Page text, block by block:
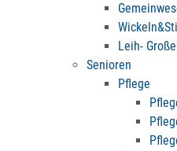
Leih-
Senioren
Pflege